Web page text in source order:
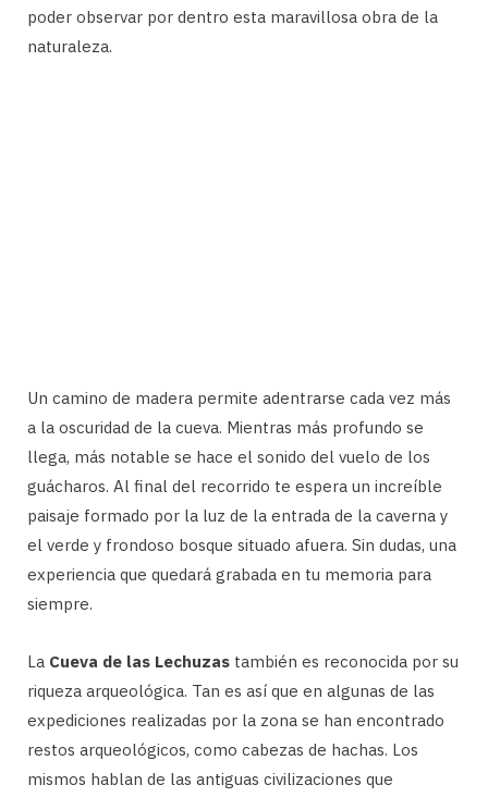
poder observar por dentro esta maravillosa obra de la
naturaleza.
Un camino de madera permite adentrarse cada vez más
a la oscuridad de la cueva. Mientras más profundo se
llega, más notable se hace el sonido del vuelo de los
guácharos. Al final del recorrido te espera un increíble
paisaje formado por la luz de la entrada de la caverna y
el verde y frondoso bosque situado afuera. Sin dudas, una
experiencia que quedará grabada en tu memoria para
siempre.
La Cueva de las Lechuzas también es reconocida por su
riqueza arqueológica. Tan es así que en algunas de las
expediciones realizadas por la zona se han encontrado
restos arqueológicos, como cabezas de hachas. Los
mismos hablan de las antiguas civilizaciones que